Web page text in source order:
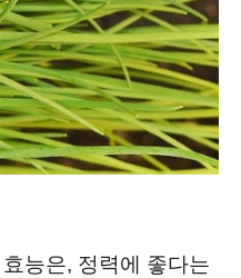
능은, 정력에 좋다는